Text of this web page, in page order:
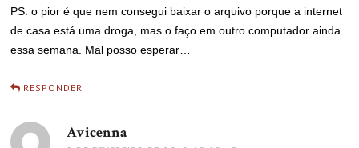
PS: o pior é que nem consegui baixar o arquivo porque a internet
de casa está uma droga, mas o faço em outro computador ainda
essa semana. Mal posso esperar…
RESPONDER
Avicenna